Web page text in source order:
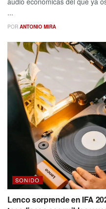
...
POR ANTONIO MIRA
SONIDO
Lenco sorprende en IFA